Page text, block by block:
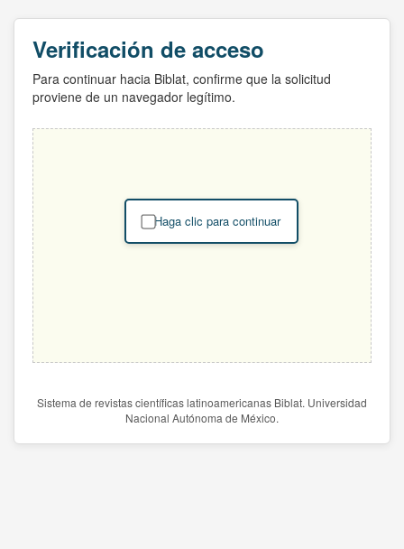
Verificación de acceso
Para continuar hacia Biblat, confirme que la solicitud
proviene de un navegador legítimo.
Haga clic para continuar
Sistema de revistas científicas latinoamericanas Biblat. Universidad
Nacional Autónoma de México.